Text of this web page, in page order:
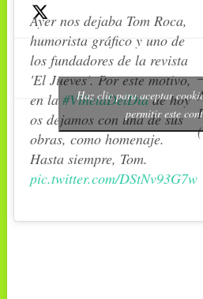
Ayer nos dejaba Tom Roca,
humorista gráfico y uno de
los fundadores de la revista
'El Jueves'. Por este motivo,
en la#ViñetaDelDíade hoy
os dejamos con una de sus
obras, como homenaje.
Hasta siempre, Tom.
pic.twitter.com/DStNv93G7w
Haz clic para aceptar
permitir este